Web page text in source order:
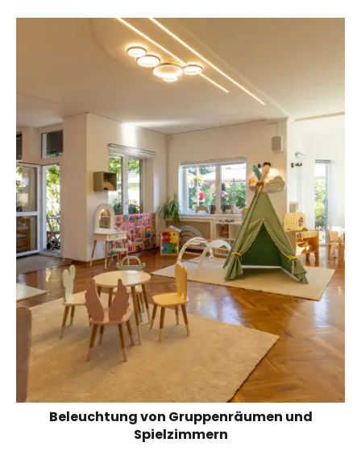
Beleuchtung von Gruppenräumen und
Spielzimmern